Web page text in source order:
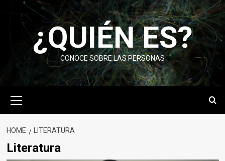
¿QUIÉN ES?
CONOCE SOBRE LAS PERSONAS
Menu
HOME LITERATURA
Literatura